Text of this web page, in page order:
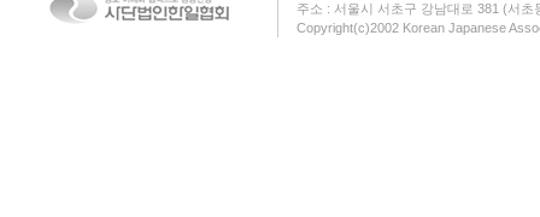
주소 : 서울시 서초구 강남대로 381 (서
Copyright(c)2002 Korean Japanese